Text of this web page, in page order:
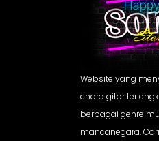
Website yang
chord gitar
berbagai genre
mancanegara.